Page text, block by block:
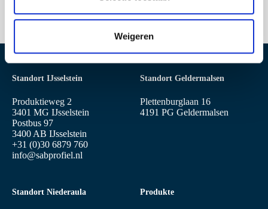
Weigeren
Standort IJsselstein
Produktieweg 2
3401 MG IJsselstein
Postbus 97
3400 AB IJsselstein
+31 (0)30 6879 760
info@sabprofiel.nl
Produkte
Standort Geldermalsen
Plettenburglaan 16
4191 PG Geldermalsen
Standort Niederaula